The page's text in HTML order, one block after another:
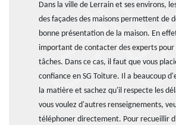
Dans la ville de Lerrain et ses environs,
des façades des maisons permettent de
bonne présentation de la maison. En
important de contacter des experts pour
tâches. Dans ce cas, il faut que vous
confiance en SG Toiture. Il a beaucoup
la matière et sachez qu'il respecte les
vous voulez d'autres renseignements,
téléphoner directement. Pour recueillir